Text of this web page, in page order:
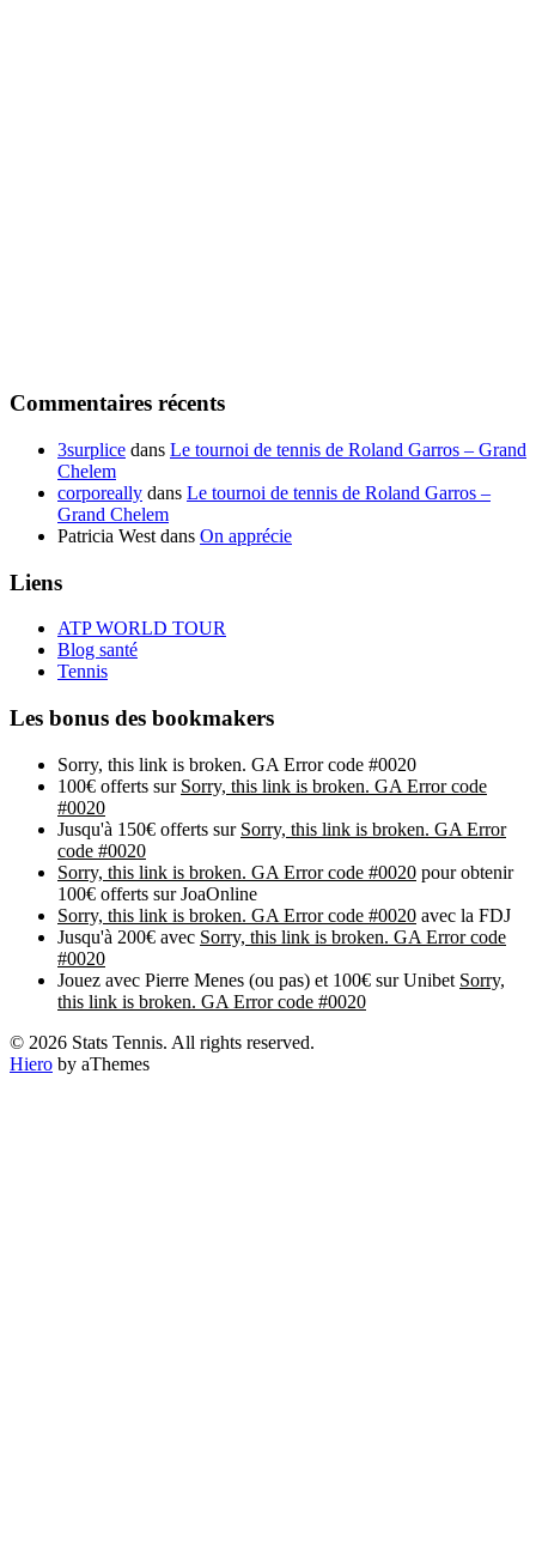
Commentaires récents
3surplice dans Le tournoi de tennis de Roland Garros – Grand
Chelem
corporeally dans Le tournoi de tennis de Roland Garros –
Grand Chelem
Patricia West dans On apprécie
Liens
ATP WORLD TOUR
Blog santé
Tennis
Les bonus des bookmakers
Sorry, this link is broken. GA Error code #0020
100€ offerts sur Sorry, this link is broken. GA Error code
#0020
Jusqu'à 150€ offerts sur Sorry, this link is broken. GA Error
code #0020
Sorry, this link is broken. GA Error code #0020 pour obtenir
100€ offerts sur JoaOnline
Sorry, this link is broken. GA Error code #0020 avec la FDJ
Jusqu'à 200€ avec Sorry, this link is broken. GA Error code
#0020
Jouez avec Pierre Menes (ou pas) et 100€ sur Unibet Sorry,
this link is broken. GA Error code #0020
© 2026 Stats Tennis. All rights reserved.
Hiero by aThemes